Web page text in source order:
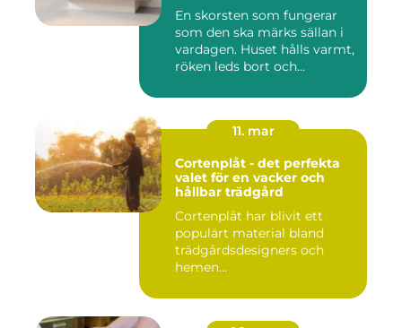
En skorsten som fungerar
som den ska märks sällan i
vardagen. Huset hålls varmt,
röken leds bort och...
11. mar
Cortenplåt - det perfekta
valet för en vacker och
hållbar trädgård
Cortenplåt har blivit ett
populärt material bland
trädgårdsdesigners och
hemen...